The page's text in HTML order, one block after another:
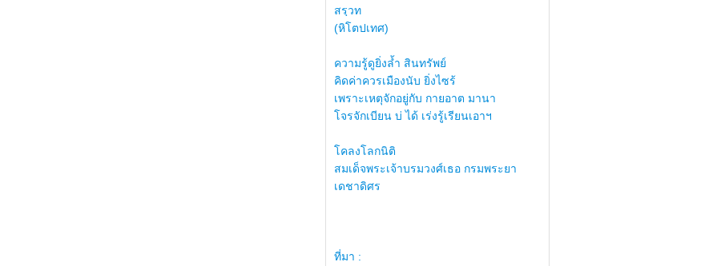
สรฺวท
(หิโตปเทศ)
ความรู้ดูยิ่งล้ำ สินทรัพย์
คิดค่าควรเมืองนับ ยิ่งไซร้
เพราะเหตุจักอยู่กับ กายอาต มานา
โจรจักเบียน บ่ ได้ เร่งรู้เรียนเอาฯ
โคลงโลกนิติ
สมเด็จพระเจ้าบรมวงศ์เธอ กรมพระยา
เดชาดิศร
ที่มา :